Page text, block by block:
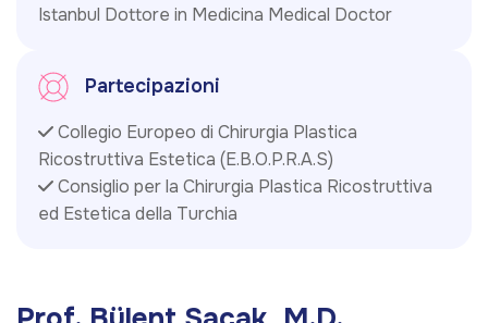
Istanbul Dottore in Medicina Medical Doctor
Partecipazioni
Collegio Europeo di Chirurgia Plastica
Ricostruttiva Estetica (E.B.O.P.R.A.S)
Consiglio per la Chirurgia Plastica Ricostruttiva
ed Estetica della Turchia